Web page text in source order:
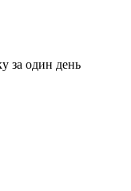
за один день